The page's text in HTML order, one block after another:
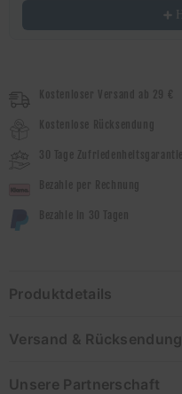
Produktdetails
Versand & Rücksendung
Unsere Partnerschaft